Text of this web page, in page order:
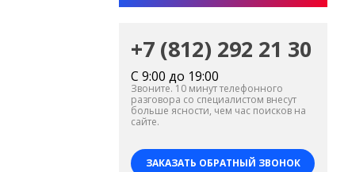
+7 (812) 292 21 30
С 9:00 до 19:00
Звоните. 10 минут телефонного
разговора со специалистом внесут
больше ясности, чем час поисков на
сайте.
ЗАКАЗАТЬ ОБРАТНЫЙ ЗВОНОК